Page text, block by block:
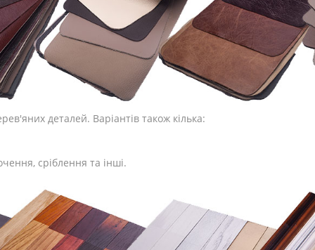
деталей. Варіантів також кілька:
сріблення та інші.